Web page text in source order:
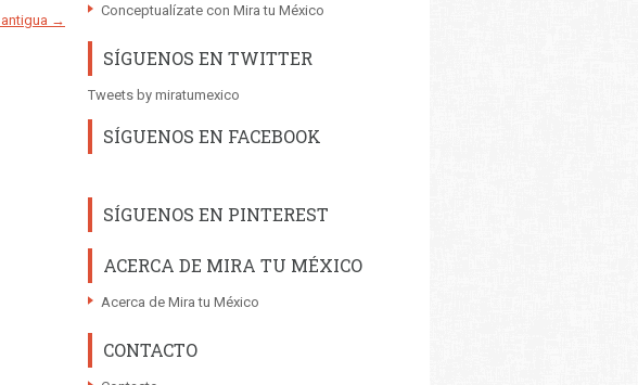
antigua →
Conceptualízate con Mira tu México
SÍGUENOS EN TWITTER
Tweets by miratumexico
SÍGUENOS EN FACEBOOK
SÍGUENOS EN PINTEREST
ACERCA DE MIRA TU MÉXICO
Acerca de Mira tu México
CONTACTO